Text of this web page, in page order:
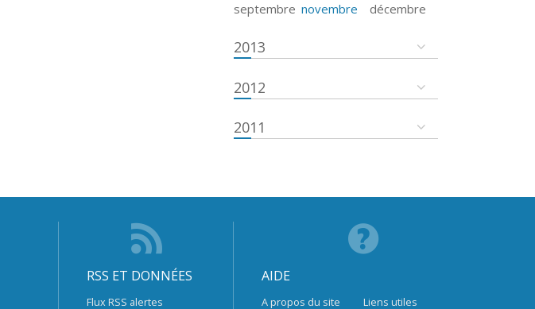
septembre novembre décembre
2013
2012
2011
RSS ET DONNÉES
Flux RSS alertes
AIDE
A propos du site Liens utiles